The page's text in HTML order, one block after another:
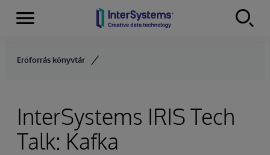
Skip to content
Menu
Erőforrás könyvtár
InterSystems IRIS Tech
Talk: Kafka